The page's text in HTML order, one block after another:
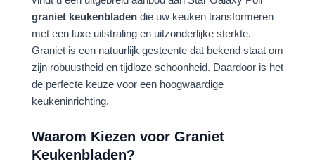
graniet keukenbladen die uw keuken transformeren
met een luxe uitstraling en uitzonderlijke sterkte.
Graniet is een natuurlijk gesteente dat bekend staat om
zijn robuustheid en tijdloze schoonheid. Daardoor is het
de perfecte keuze voor een hoogwaardige
keukeninrichting.
Waarom Kiezen voor Graniet
Keukenbladen?